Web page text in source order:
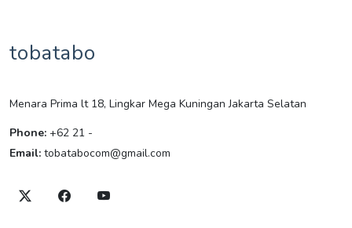
tobatabo
Menara Prima lt 18, Lingkar Mega Kuningan Jakarta Selatan
Phone: +62 21 -
Email: tobatabocom@gmail.com